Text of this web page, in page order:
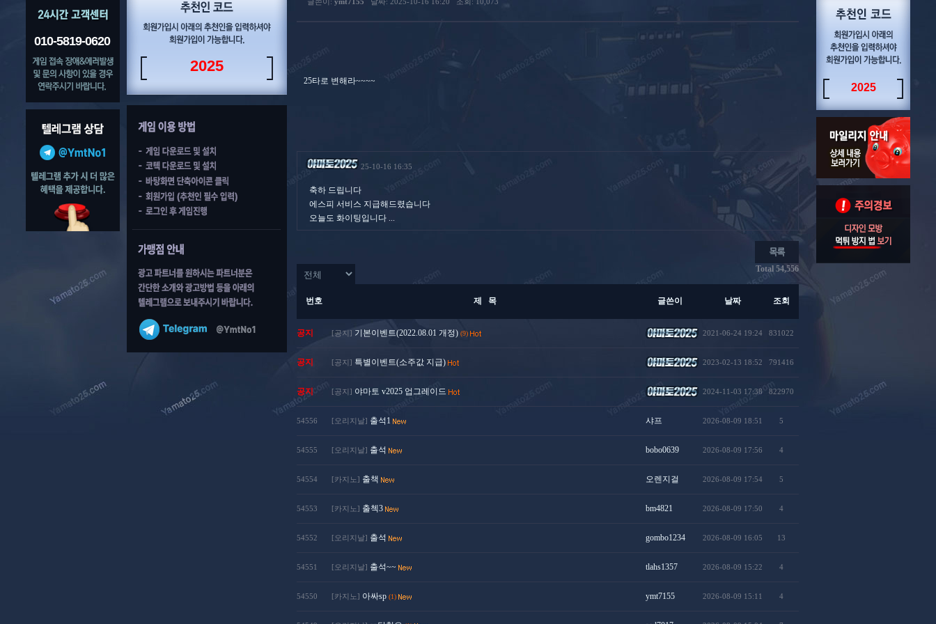
2025
010-5819-0620
2025
25타로 변해라~~~~
25-10-16 16:35
축하 드립니다
에스피 서비스 지급해드렸습니다
오늘도 화이팅입니다 ...
Total 54,556
번호 제 목 글쓴이 날짜 조회
공지 [공지] 기본이벤트(2022.08.01 개정) (9) 2021-06-24 19:24 831022
공지 [공지] 특별이벤트(소주값 지급) 2023-02-13 18:52 791416
공지 [공지] 야마토 v2025 업그레이드 2024-11-03 17:38 822970
54556 [오리지날] 출석1 샤프 2026-08-09 18:51 5
54555 [오리지날] 출석 bobo0639 2026-08-09 17:56 4
54554 [카지노] 출책 오렌지걸 2026-08-09 17:54 5
54553 [카지노] 출첵3 bm4821 2026-08-09 17:50 4
54552 [오리지날] 출석 gombo1234 2026-08-09 16:05 13
54551 [오리지날] 출석~~ tlahs1357 2026-08-09 15:22 4
54550 [카지노] 아싸sp (1) ymt7155 2026-08-09 15:11 4